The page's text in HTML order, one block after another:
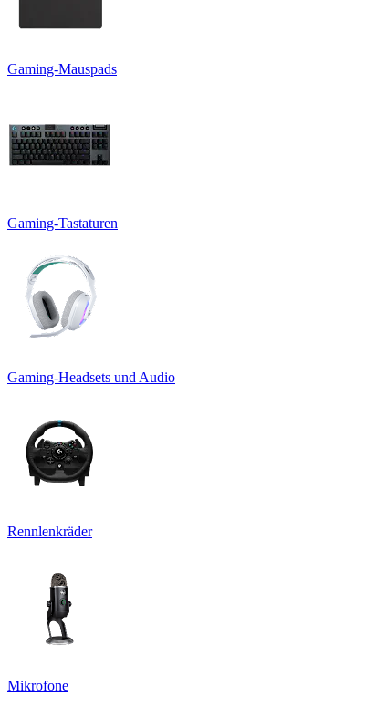
Gaming-Mauspads
Gaming-Tastaturen
Gaming-Headsets und Audio
Rennlenkräder
Mikrofone